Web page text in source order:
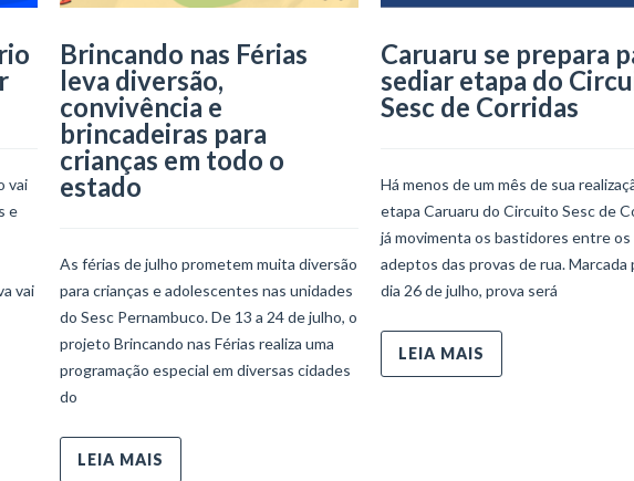
vai
e
vai
Brincando nas Férias
leva diversão,
convivência e
brincadeiras para
crianças em todo o
estado
As férias de julho prometem muita diversão
para crianças e adolescentes nas unidades
do Sesc Pernambuco. De 13 a 24 de julho, o
projeto Brincando nas Férias realiza uma
programação especial em diversas cidades
do
LEIA MAIS
Caruaru se prepara
sediar etapa do
Sesc de Corridas
Há menos de um mês de sua
etapa Caruaru do Circuito Sesc de
já movimenta os bastidores entre os
adeptos das provas de rua. Marcada
dia 26 de julho, prova será
LEIA MAIS